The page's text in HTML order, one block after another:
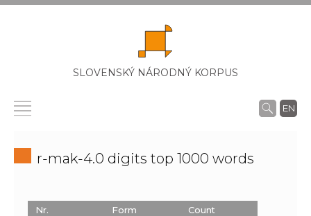
SLOVENSKÝ NÁRODNÝ KORPUS
EN
r-mak-4.0 digits top 1000 words
Nr. Form
Count